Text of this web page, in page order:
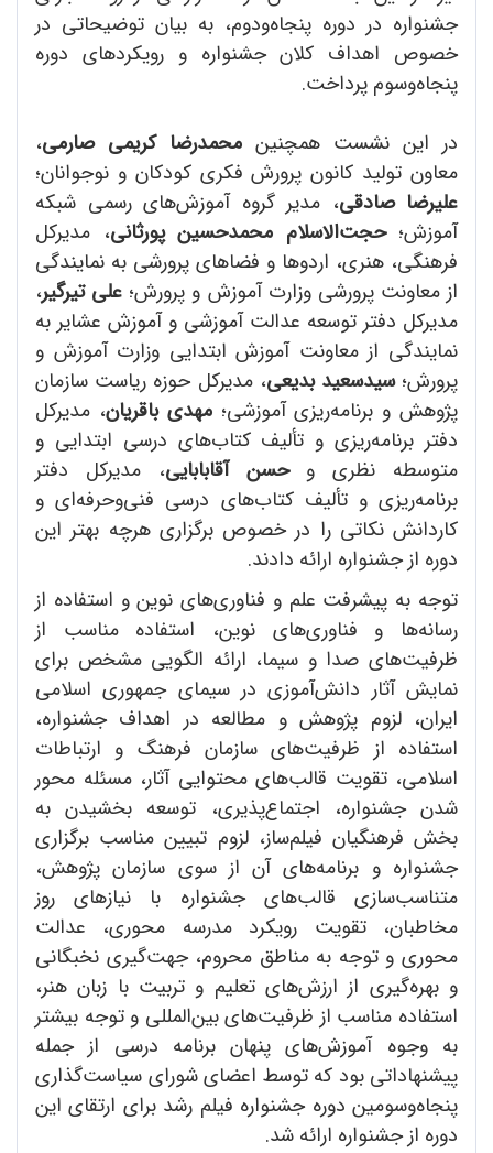
جشنواره در دوره پنجاه‌ودوم، به بیان توضیحاتی در
خصوص اهداف کلان جشنواره و رویکردهای دوره
پنجاه‌وسوم پرداخت.
در این نشست همچنین محمدرضا کریمی صارمی،
معاون تولید کانون پرورش فکری کودکان و نوجوانان؛
علیرضا صادقی، مدیر گروه آموزش‌های رسمی شبکه
آموزش؛حجت‌الاسلام محمدحسین پورثانی، مدیرکل
فرهنگی، هنری، اردوها و فضاهای پرورشی به نمایندگی
از معاونت پرورشی وزارت آموزش و پرورش؛ علی تیرگیر،
مدیرکل دفتر توسعه عدالت آموزشی و آموزش عشایر به
نمایندگی از معاونت آموزش ابتدایی وزارت آموزش و
پرورش؛سیدسعید بدیعی، مدیرکل حوزه ریاست سازمان
پژوهش و برنامه‌ریزی آموزشی؛مهدی باقریان، مدیرکل
دفتر برنامه‌ریزی و تألیف کتاب‌های درسی ابتدایی و
متوسطه نظری وحسن آقابابایی، مدیرکل دفتر
برنامه‌ریزی و تألیف کتاب‌های درسی فنی‌وحرفه‌ای و
کاردانش نکاتی را در خصوص برگزاری هرچه بهتر این
دوره از جشنواره ارائه دادند.
توجه به پیشرفت علم و فناوری‌های نوین و استفاده از
رسانه‌‌ها و فناوری‌های نوین، استفاده مناسب از
ظرفیت‌های صدا و سیما، ارائه الگویی مشخص برای
نمایش آثار دانش‌آموزی در سیمای جمهوری اسلامی
ایران، لزوم پژوهش و مطالعه در اهداف جشنواره،
استفاده از ظرفیت‌های سازمان فرهنگ و ارتباطات
اسلامی، تقویت قالب‌های محتوایی آثار، مسئله محور
شدن جشنواره، اجتماع‌پذیری، توسعه بخشیدن به
بخش فرهنگیان فیلم‌ساز، لزوم تبیین مناسب برگزاری
جشنواره و برنامه‌های آن از سوی سازمان پژوهش،
متناسب‌سازی قالب‌های جشنواره با نیازهای روز
مخاطبان، تقویت رویکرد مدرسه محوری، عدالت
محوری و توجه به مناطق محروم، جهت‌گیری نخبگانی
و بهره‌گیری از ارزش‌های تعلیم و تربیت با زبان هنر،
استفاده مناسب از ظرفیت‌های بین‌المللی و توجه بیشتر
به وجوه آموزش‌های پنهان برنامه درسی از جمله
پیشنهاداتی بود که توسط اعضای شورای سیاست‌گذاری
پنجاه‌وسومین دوره جشنواره فیلم رشد برای ارتقای این
دوره از جشنواره ارائه شد.